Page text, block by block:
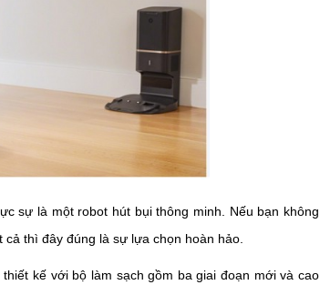
sự là một robot hút bụi thông minh. Nếu bạn không
thì đây đúng là sự lựa chọn hoàn hảo.
kế với bộ làm sạch gồm ba giai đoạn mới và cao